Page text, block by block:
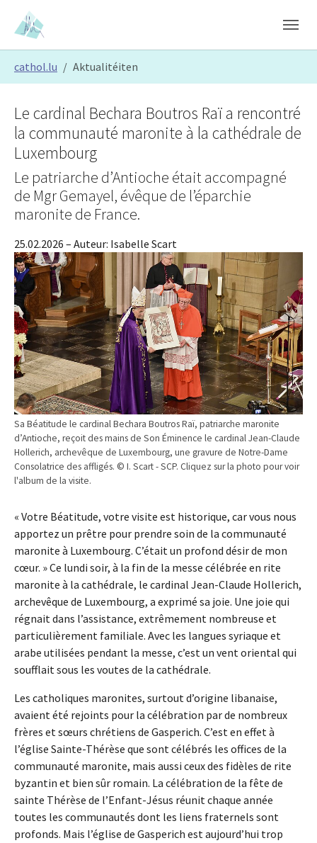
Skip to main content
Skip to page footer
cathol.lu Aktualitéiten
Sa Béatitude le cardinal Bechara Boutros Raï, patriarche maronite
d’Antioche, reçoit des mains de Son Éminence le cardinal Jean-Claude
Hollerich, archevêque de Luxembourg, une gravure de Notre-Dame
Consolatrice des affligés. © I. Scart - SCP. Cliquez sur la photo pour voir
l'album de la visite.
Le cardinal Bechara Boutros Raï a rencontré
la communauté maronite à la cathédrale de
Luxembourg
Le patriarche d’Antioche était accompagné
de Mgr Gemayel, évêque de l’éparchie
maronite de France.
25.02.2026 – Auteur: Isabelle Scart
« Votre Béatitude, votre visite est historique, car vous nous
apportez un prêtre pour prendre soin de la communauté
maronite à Luxembourg. C’était un profond désir de mon
cœur. » Ce lundi soir, à la fin de la messe célébrée en rite
maronite à la cathédrale, le cardinal Jean-Claude Hollerich,
archevêque de Luxembourg, a exprimé sa joie. Une joie qui
régnait dans l’assistance, extrêmement nombreuse et
particulièrement familiale. Avec les langues syriaque et
arabe utilisées pendant la messe, c’est un vent oriental qui
soufflait sous les voutes de la cathédrale.
Les catholiques maronites, surtout d’origine libanaise,
avaient été rejoints pour la célébration par de nombreux
frères et sœurs chrétiens de Gasperich. C’est en effet à
l’église Sainte-Thérèse que sont célébrés les offices de la
communauté maronite, mais aussi ceux des fidèles de rite
byzantin et bien sûr romain. La célébration de la fête de
sainte Thérèse de l’Enfant-Jésus réunit chaque année
toutes les communautés dont les liens fraternels sont
profonds. Mais l’église de Gasperich est aujourd’hui trop